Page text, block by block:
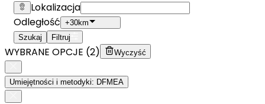
Lokalizacja
Odległość +30km
Szukaj
Filtruj
WYBRANE OPCJE (2) Wyczyść
Umiejętności i metodyki: DFMEA